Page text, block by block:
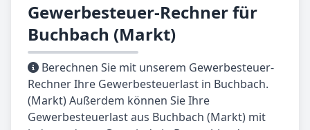
Gewerbesteuer-Rechner für
Buchbach (Markt)
Berechnen Sie mit unserem Gewerbesteuer-
Rechner Ihre Gewerbesteuerlast in Buchbach.
(Markt) Außerdem können Sie Ihre
Gewerbesteuerlast aus Buchbach (Markt) mit